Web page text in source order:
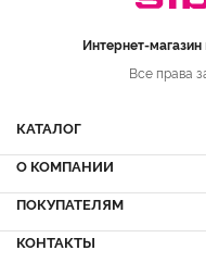
Интернет-магазин
Все права
КАТАЛОГ
Шубы
Шубы из норки
Шубы из куницы
О КОМПАНИИ
Вопрос-ответ
Сервисный центр
ПОКУПАТЕЛЯМ
Акции
КОНТАКТЫ